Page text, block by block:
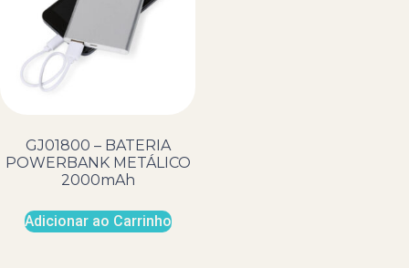
GJ01800 – BATERIA
POWERBANK METÁLICO
2000mAh
Adicionar ao Carrinho